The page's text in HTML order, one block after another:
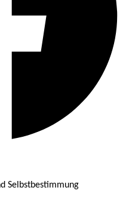
Selbstbestimmung